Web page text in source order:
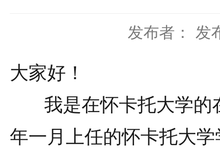
发布者： 发
大家好！
我是在怀卡托大学的
年一月上任的怀卡托大